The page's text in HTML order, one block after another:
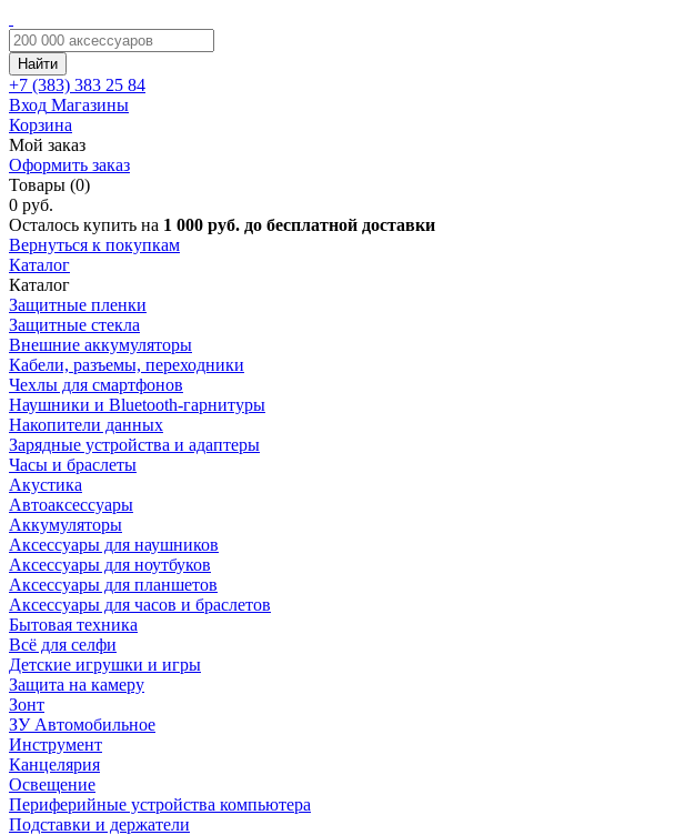
Найти
+7 (383) 383 25 84
Вход Магазины
Корзина
Мой заказ
Оформить заказ
Товары (0)
0 руб.
Осталось купить на 1 000 руб. до бесплатной доставки
Вернуться к покупкам
Каталог
Каталог
Защитные пленки
Защитные стекла
Внешние аккумуляторы
Кабели, разъемы, переходники
Чехлы для смартфонов
Наушники и Bluetooth-гарнитуры
Накопители данных
Зарядные устройства и адаптеры
Часы и браслеты
Акустика
Автоаксессуары
Аккумуляторы
Аксессуары для наушников
Аксессуары для ноутбуков
Аксессуары для планшетов
Аксессуары для часов и браслетов
Бытовая техника
Всё для селфи
Детские игрушки и игры
Защита на камеру
Зонт
ЗУ Автомобильное
Инструмент
Канцелярия
Освещение
Периферийные устройства компьютера
Подставки и держатели